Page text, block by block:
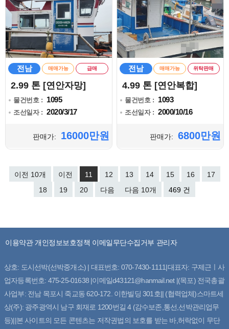
전남 매매가능 급매
2.99 톤 [연안자망]
물건번호 : 1095
조선일자 : 2020/3/17
판매가: 16000만원
전남 매매가능 위탁판매
4.99 톤 [연안복합]
물건번호 : 1093
조선일자 : 2000/10/16
판매가: 6800만원
이전 10개 이전 11 12 13 14 15 16
17
18
19 20 다음 다음 10개 469 건
이용약관 개인정보보호정책 이메일무단수집거부 관리자
상호: 도시선박(선박중개소) | 대표번호: 070-7430-1111|대표자: 구제근ㅣ사
업자등록번호: 475-25-01638 |이메일d43121@hanmail.net |(목포) 전국총괄
사업부: 전남 목포시 죽교동 620-172. 이한빌딩 301호|| (협력업체)스마트세
상(주): 광주광역시 남구 회재로 1200번길 4 (감수보존,통선,선박관리업무
등)||본 사이트의 모든 콘텐츠는 저작권법의 보호를 받는 바,허락없이 무단